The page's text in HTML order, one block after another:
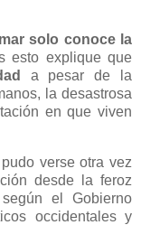
solo conoce la
esto explique que
a pesar de la
la desastrosa
en que viven
verse otra vez
desde la feroz
el Gobierno
occidentales y